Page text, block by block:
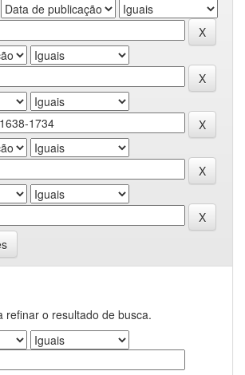
refinar o resultado de busca.